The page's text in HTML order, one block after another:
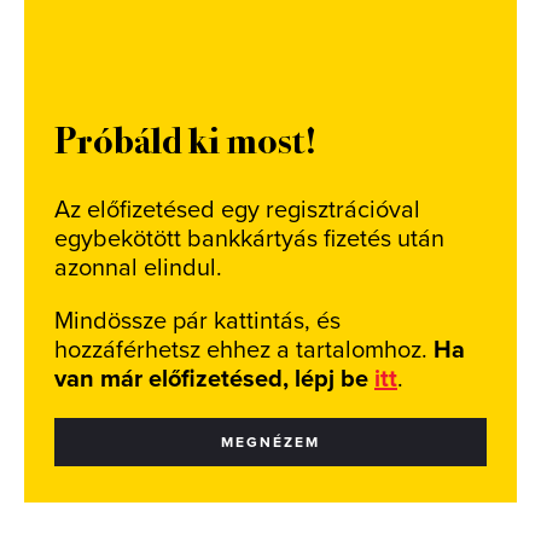
Próbáld ki most!
Az előfizetésed egy regisztrációval
egybekötött bankkártyás fizetés után
azonnal elindul.
Mindössze pár kattintás, és
hozzáférhetsz ehhez a tartalomhoz. Ha
van már előfizetésed, lépj be itt.
MEGNÉZEM